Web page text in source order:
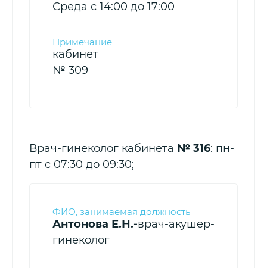
Среда с 14:00 до 17:00
кабинет
№ 309
Врач-гинеколог кабинета № 316: пн-
пт с 07:30 до 09:30;
Антонова Е.Н.-врач-акушер-
гинеколог